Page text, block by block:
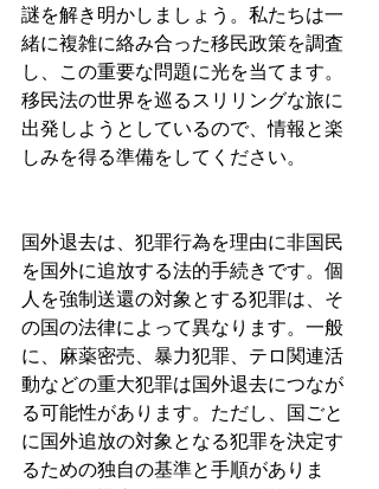
謎を解き明かしましょう。私たちは一
緒に複雑に絡み合った移民政策を調査
し、この重要な問題に光を当てます。
移民法の世界を巡るスリリングな旅に
出発しようとしているので、情報と楽
しみを得る準備をしてください。
国外退去は、犯罪行為を理由に非国民
を国外に追放する法的手続きです。個
人を強制送還の対象とする犯罪は、そ
の国の法律によって異なります。一般
に、麻薬密売、暴力犯罪、テロ関連活
動などの重大犯罪は国外退去につなが
る可能性があります。ただし、国ごと
に国外追放の対象となる犯罪を決定す
るための独自の基準と手順がありま